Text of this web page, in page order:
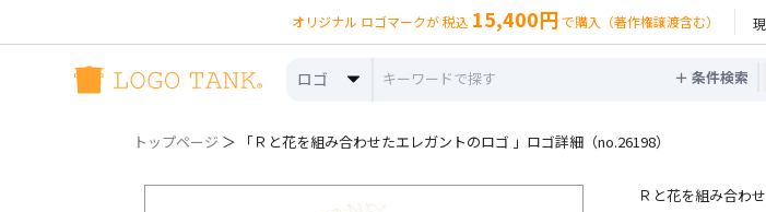
オリジナル ロゴマークが 税込 15,400円 で購入（著作権譲渡含む）
ロゴ ＋ 条件検索
トップページ ＞ 「Ｒと花を組み合わせたエレガントのロゴ 」ロゴ詳細（no.26198）
Ｒと花を組み合わ